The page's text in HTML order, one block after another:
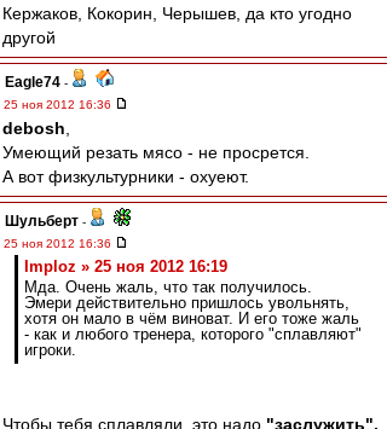
Кержаков, Кокорин, Черышев, да кто угодно
другой
Eagle74 -
25 ноя 2012 16:36
debosh
Умеющий резать мясо - не просрется.
А вот физкультурники - охуеют.
Шульберт -
25 ноя 2012 16:36
Imploz » 25 ноя 2012 16:19
Мда. Очень жаль, что так получилось.
Эмери действительно пришлось увольнять,
хотя он мало в чём виноват. И его тоже жаль
- как и любого тренера, которого "сплавляют"
игроки.
Чтобы тебя сплавляли, это надо "заслужить".